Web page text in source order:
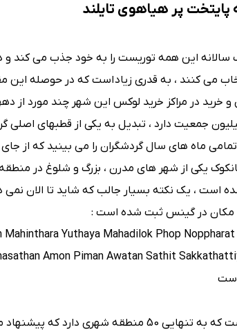
پایتخت پر هیاهوی تایلند
سالانه این همه توریست را به خود جذب می کند
می کنند ، به قدری زیاد است که در حوصله این
خرید در مراکز خرید لوکس این شهر چند مورد از
که بانکوک 8.5 میلیون جمعیت دارد ، تبدیل به یکی از
ماه های سال گردشگران را می بینید که از
یکی از شهر های مدرن ، بزرگ و شلوغ در
است ، یک نکته بسیار جالب که شاید تا الان
مکان در گینس ثبت شده است :
Mahinthara Yuthaya Mahadilok Phop
است